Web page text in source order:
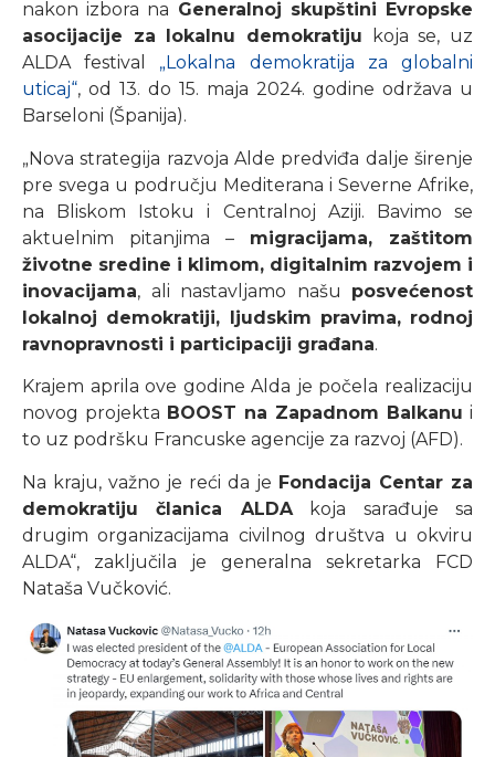
nakon izbora na Generalnoj skupštini Evropske
asocijacije za lokalnu demokratiju koja se, uz
ALDA festival „Lokalna demokratija za globalni
uticaj“, od 13. do 15. maja 2024. godine održava u
Barseloni (Španija).
„Nova strategija razvoja Alde predviđa dalje širenje
pre svega u području Mediterana i Severne Afrike,
na Bliskom Istoku i Centralnoj Aziji. Bavimo se
aktuelnim pitanjima – migracijama, zaštitom
životne sredine i klimom, digitalnim razvojem i
inovacijama, ali nastavljamo našu posvećenost
lokalnoj demokratiji, ljudskim pravima, rodnoj
ravnopravnosti i participaciji građana.
Krajem aprila ove godine Alda je počela realizaciju
novog projekta BOOST na Zapadnom Balkanu i
to uz podršku Francuske agencije za razvoj (AFD).
Na kraju, važno je reći da je Fondacija Centar za
demokratiju članica ALDAkoja sarađuje sa
drugim organizacijama civilnog društva u okviru
ALDA“, zaključila je generalna sekretarka FCD
Nataša Vučković.